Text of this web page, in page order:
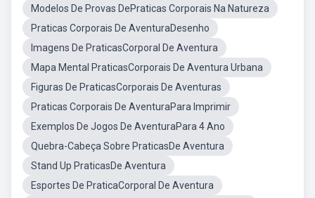
Modelos De Provas DePraticas Corporais Na Natureza
Praticas Corporais De AventuraDesenho
Imagens De PraticasCorporal De Aventura
Mapa Mental PraticasCorporais De Aventura Urbana
Figuras De PraticasCorporais De Aventuras
Praticas Corporais De AventuraPara Imprimir
Exemplos De Jogos De AventuraPara 4 Ano
Quebra-Cabeça Sobre PraticasDe Aventura
Stand Up PraticasDe Aventura
Esportes De PraticaCorporal De Aventura